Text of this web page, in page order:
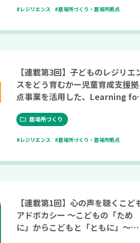
#レジリエンス #居場所づくり・居場所拠点
【連載第3回】子どものレジリエ
スをどう育むかー児童育成支援拠
点事業を活用した、Learning for
tup vol.30）
居場所づくり
#レジリエンス #居場所づくり・居場所拠点
【連載第1回】心の声を聴くこど
アドボカシー 〜こどもの「ため
に」からこどもと「ともに」〜